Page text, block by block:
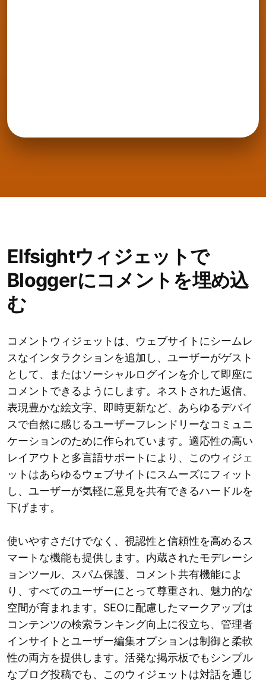
Elfsightウィジェットで
Bloggerにコメントを埋め込
む
コメントウィジェットは、ウェブサイトにシームレ
スなインタラクションを追加し、ユーザーがゲスト
として、またはソーシャルログインを介して即座に
コメントできるようにします。ネストされた返信、
表現豊かな絵文字、即時更新など、あらゆるデバイ
スで自然に感じるユーザーフレンドリーなコミュニ
ケーションのために作られています。適応性の高い
レイアウトと多言語サポートにより、このウィジェ
ットはあらゆるウェブサイトにスムーズにフィット
し、ユーザーが気軽に意見を共有できるハードルを
下げます。
使いやすさだけでなく、視認性と信頼性を高めるス
マートな機能も提供します。内蔵されたモデレーシ
ョンツール、スパム保護、コメント共有機能によ
り、すべてのユーザーにとって尊重され、魅力的な
空間が育まれます。SEOに配慮したマークアップは
コンテンツの検索ランキング向上に役立ち、管理者
インサイトとユーザー編集オプションは制御と柔軟
性の両方を提供します。活発な掲示板でもシンプル
なブログ投稿でも、このウィジェットは対話を通じ